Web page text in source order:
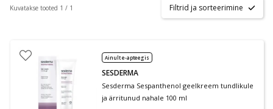
Kuvatakse tooted 1 / 1 Filtrid ja sorteerimine
Ainult e-apteegis
SESDERMA
Sesderma Sespanthenol geelkreem tundlikule
ja ärritunud nahale 100 ml